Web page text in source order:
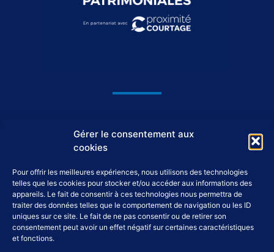
Gérer le consentement aux
cookies
Pour offrir les meilleures expériences, nous utilisons des technologies
telles que les cookies pour stocker et/ou accéder aux informations des
appareils. Le fait de consentir à ces technologies nous permettra de
traiter des données telles que le comportement de navigation ou les ID
uniques sur ce site. Le fait de ne pas consentir ou de retirer son
consentement peut avoir un effet négatif sur certaines caractéristiques
et fonctions.
37550 Saint-Avertin
02 46 46 98 98
accueil@tap-patrimoine.fr